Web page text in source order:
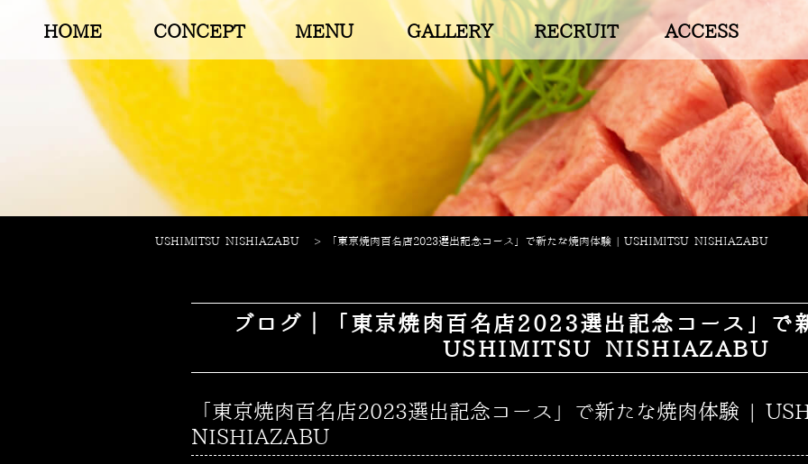
HOME CONCEPT MENU GALLERY RECRUIT ACCESS
USHIMITSU NISHIAZABU > 「東京焼肉百名店2023選出記念コース」で新たな焼肉体験 | USHIMITSU NISHIAZABU
ブログ｜「東京焼肉百名店2023選出記念コース」で
USHIMITSU NISHIAZABU
「東京焼肉百名店2023選出記念コース」で新たな焼肉体験 |
NISHIAZABU